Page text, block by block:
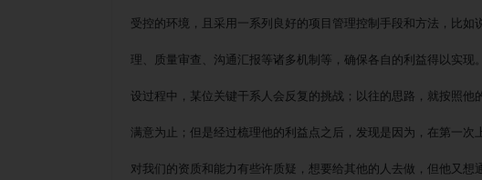
受控的环境，且采用一系列良好的项目管理控制手段和方法，比如
理、质量审查、沟通汇报等诸多机制等，确保各自的利益得以实现
设过程中，某位关键干系人会反复的挑战；以往的思路，就按照他
满意为止；但是经过梳理他的利益点之后，发现是因为，在第一次
对我们的资质和能力有些许质疑，想要给其他的人去做，但他又想